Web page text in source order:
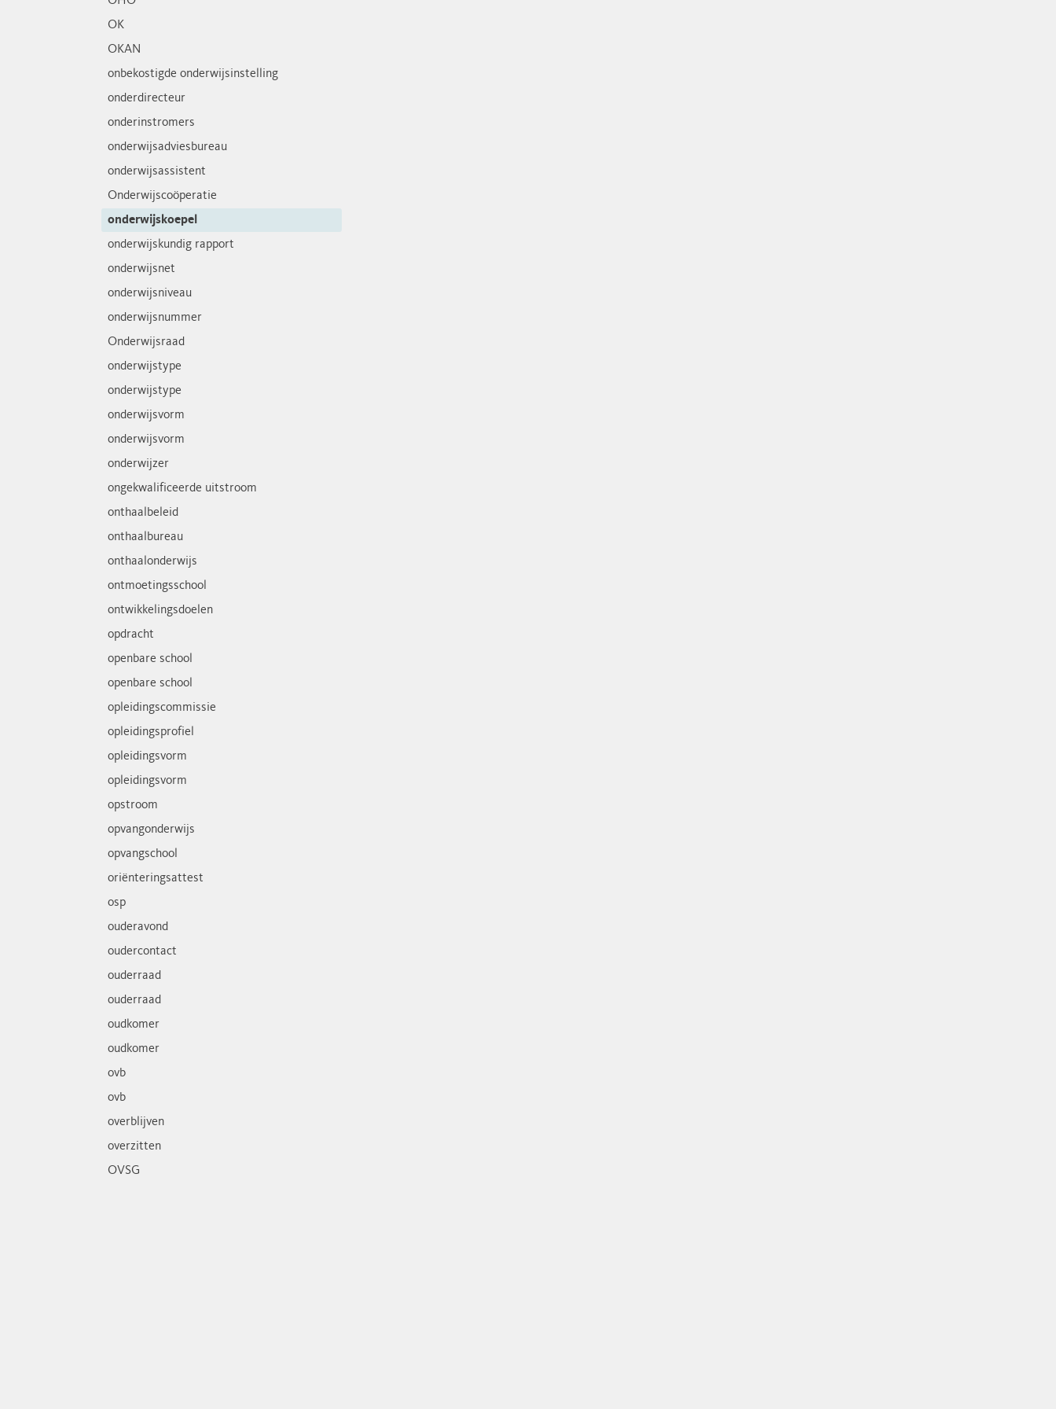
OK
OKAN
onbekostigde onderwijsinstelling
onderdirecteur
onderinstromers
onderwijsadviesbureau
onderwijsassistent
Onderwijscoöperatie
onderwijskoepel
onderwijskundig rapport
onderwijsnet
onderwijsniveau
onderwijsnummer
Onderwijsraad
onderwijstype
onderwijstype
onderwijsvorm
onderwijsvorm
onderwijzer
ongekwalificeerde uitstroom
onthaalbeleid
onthaalbureau
onthaalonderwijs
ontmoetingsschool
ontwikkelingsdoelen
opdracht
openbare school
openbare school
opleidingscommissie
opleidingsprofiel
opleidingsvorm
opleidingsvorm
opstroom
opvangonderwijs
opvangschool
oriënteringsattest
osp
ouderavond
oudercontact
ouderraad
ouderraad
oudkomer
oudkomer
ovb
ovb
overblijven
overzitten
OVSG